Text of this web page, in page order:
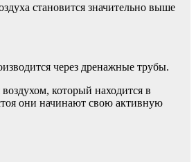
становится значительно выше
через дренажные трубы.
который находится в
они начинают свою активную